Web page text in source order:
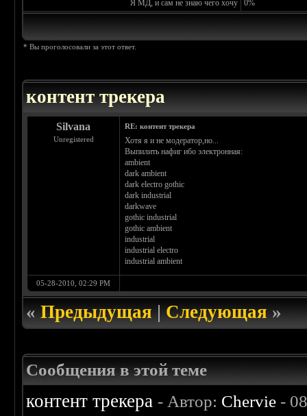
Я МД, и сам не знаю чего хочу
0%
* Вы проголосовали за этот ответ.
контент трекера
Silvana
Unregistered
RE: контент трекера
Хотя я и не модератор,но...
Выпилить нафиг ибо электронная:
ambient
dark ambient
dark electro gothic
dark industrial
darkwave
gothic industrial
gothic ambient
industrial
industrial electro
industrial ambient
05-28-2010, 02:29 PM
«Предыдущая|Следующая»
Сообщения в этой теме
контент трекера - Автор: Chervie -